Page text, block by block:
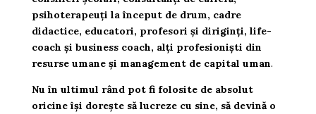
psihoterapeuți la început de drum, cadre
didactice, educatori, profesori și diriginți, life-
coach și business coach, alți profesioniști din
resurse umane și management de capital uman.
Nu în ultimul rând pot fi folosite de absolut
oricine își dorește să lucreze cu sine, să devină o